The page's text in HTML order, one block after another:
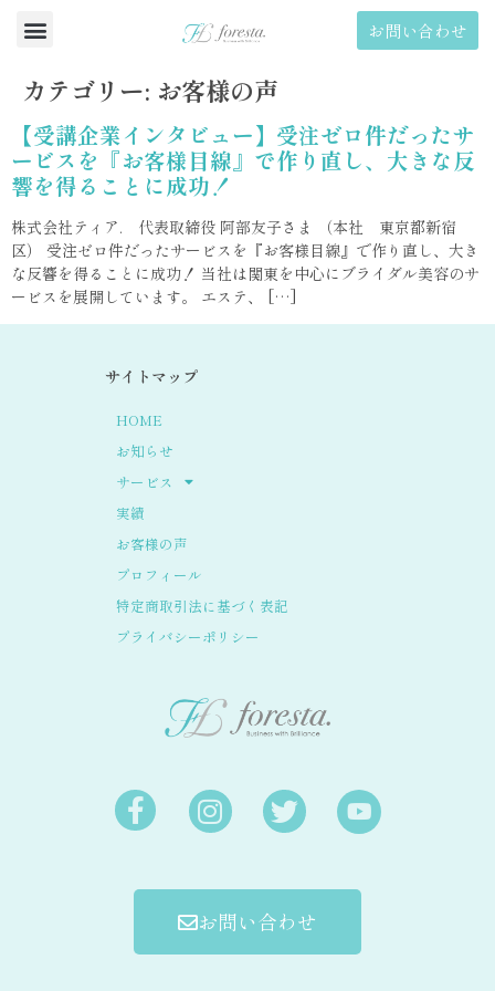
お問い合わせ
カテゴリー: お客様の声
【受講企業インタビュー】受注ゼロ件だったサ
ービスを『お客様目線』で作り直し、大きな反
響を得ることに成功！
株式会社ティア. 代表取締役 阿部友子さま （本社 東京都新宿
区） 受注ゼロ件だったサービスを『お客様目線』で作り直し、大き
な反響を得ることに成功！ 当社は関東を中心にブライダル美容のサ
ービスを展開しています。 エステ、 […]
サイトマップ
HOME
お知らせ
サービス
実績
お客様の声
プロフィール
特定商取引法に基づく表記
プライバシーポリシー
お問い合わせ